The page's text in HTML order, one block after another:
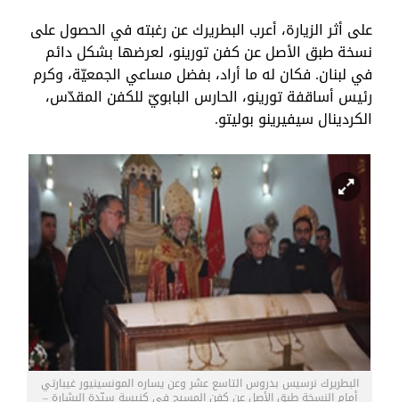
على أثر الزيارة، أعرب البطريرك عن رغبته في الحصول على
نسخة طبق الأصل عن كفن تورينو، لعرضها بشكل دائم
في لبنان. فكان له ما أراد، بفضل مساعي الجمعيّة، وكرم
رئيس أساقفة تورينو، الحارس البابويّ للكفن المقدّس،
الكردينال سيفيرينو بوليتو.
البطريرك نرسيس بدروس التاسع عشر وعن يساره المونسينيور غيبارتي
أمام النسخة طبق الأصل عن كفن المسيح في كنيسة سيّدة البشارة –